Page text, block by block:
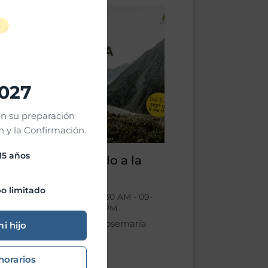
Taller del Duelo a la
02-09-2025 @ 10:30 AM - 09-
09-2025 @ 12:30 PM
Parroquia San Josemaría
su preparación
y la Confirmación.
años
limitado
hijo